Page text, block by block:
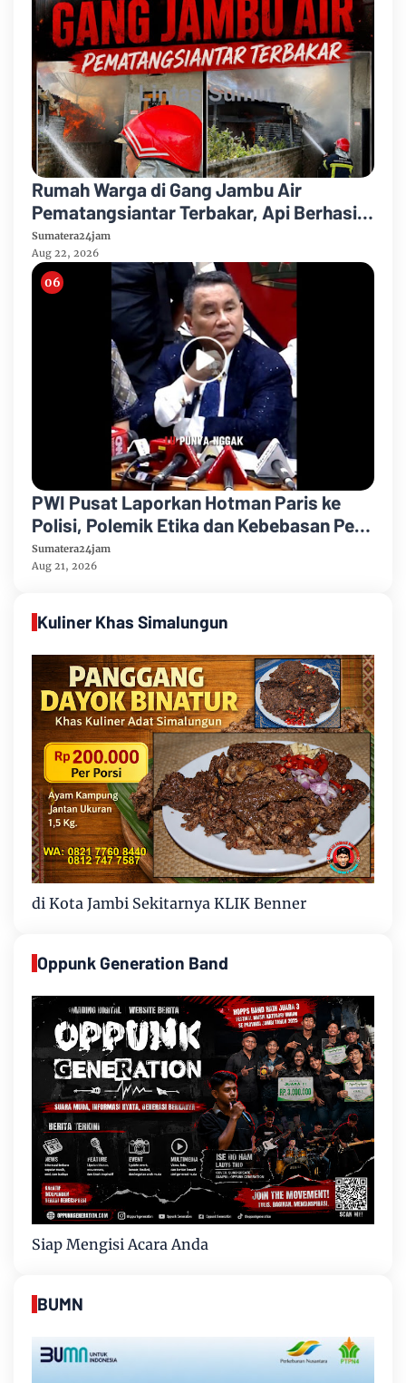
Rumah Warga di Gang Jambu Air
Pematangsiantar Terbakar, Api Berhasil
Dipadamkan Damkar
Sumatera24jam
Aug 22, 2026
PWI Pusat Laporkan Hotman Paris ke
Polisi, Polemik Etika dan Kebebasan Pers
Mengemuka
Sumatera24jam
Aug 21, 2026
Kuliner Khas Simalungun
di Kota Jambi Sekitarnya KLIK Benner
Oppunk Generation Band
Siap Mengisi Acara Anda
BUMN